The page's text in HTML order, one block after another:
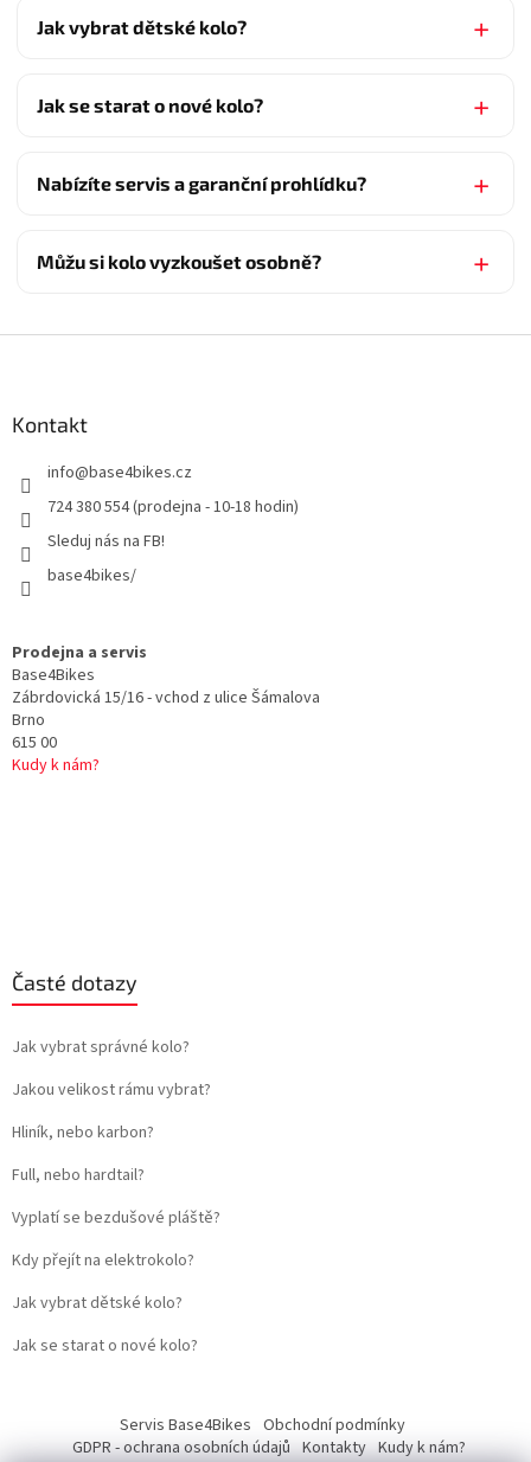
Jak vybrat dětské kolo?
Jak se starat o nové kolo?
Nabízíte servis a garanční prohlídku?
Můžu si kolo vyzkoušet osobně?
Kontakt
info@base4bikes.cz
724 380 554 (prodejna - 10-18 hodin)
Sleduj nás na FB!
base4bikes/
Prodejna a servis
Base4Bikes
Zábrdovická 15/16 - vchod z ulice Šámalova
Brno
615 00
Kudy k nám?
Časté dotazy
Jak vybrat správné kolo?
Jakou velikost rámu vybrat?
Hliník, nebo karbon?
Full, nebo hardtail?
Vyplatí se bezdušové pláště?
Kdy přejít na elektrokolo?
Jak vybrat dětské kolo?
Jak se starat o nové kolo?
Servis Base4Bikes Obchodní podmínky
GDPR - ochrana osobních údajů Kontakty Kudy k nám?